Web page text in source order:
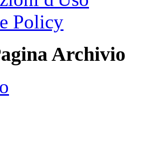
Policy
Archivio